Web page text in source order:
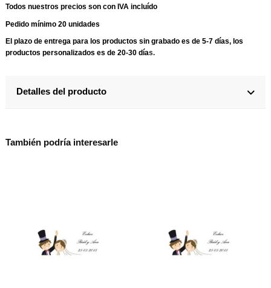
Todos nuestros precios son con IVA incluído
Pedido mínimo 20 unidades
El plazo de entrega para los productos sin grabado es de 5-7 días, los
productos personalizados es de 20-30 días.
Detalles del producto
También podría interesarle